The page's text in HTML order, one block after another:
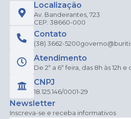
Localização
Av. Bandeirantes, 723
CEP: 38660-000
Contato
(38) 3662-5200
Atendimento
De 2ª a 6ª feira, das 8h às 12h e
CNPJ
18.125.146/0001-29
Newsletter
Inscreva-se e receba informativos